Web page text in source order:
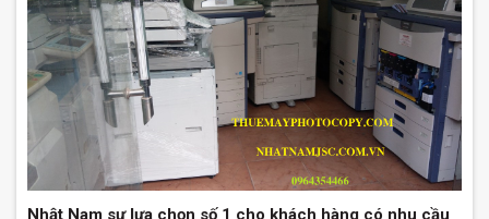
Nhật Nam sự lựa chọn số 1 cho khách hàng có nhu cầu